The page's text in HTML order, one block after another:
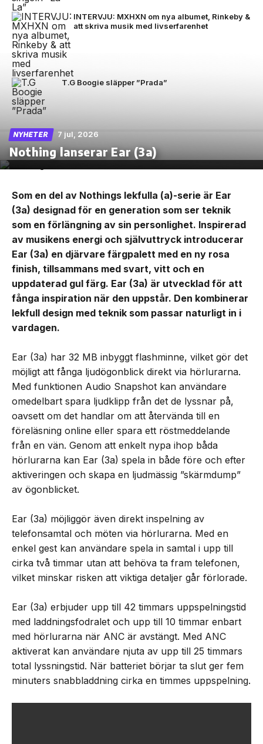
INTERVJU: MXHXN om nya albumet, Rinkeby &
att skriva musik med livserfarenhet
T.G Boogie släpper ”Prada”
NYHETER 7 jul, 2026
Nothing lanserar Ear (3a)
Som en del av Nothings lekfulla (a)-serie är Ear
(3a) designad för en generation som ser teknik
som en förlängning av sin personlighet. Inspirerad
av musikens energi och självuttryck introducerar
Ear (3a) en djärvare färgpalett med en ny rosa
finish, tillsammans med svart, vitt och en
uppdaterad gul färg. Ear (3a) är utvecklad för att
fånga inspiration när den uppstår. Den kombinerar
lekfull design med teknik som passar naturligt in i
vardagen.
Ear (3a) har 32 MB inbyggt flashminne, vilket gör det
möjligt att fånga ljudögonblick direkt via hörlurarna.
Med funktionen Audio Snapshot kan användare
omedelbart spara ljudklipp från det de lyssnar på,
oavsett om det handlar om att återvända till en
föreläsning online eller spara ett röstmeddelande
från en vän. Genom att enkelt nypa ihop båda
hörlurarna kan Ear (3a) spela in både före och efter
aktiveringen och skapa en ljudmässig ”skärmdump”
av ögonblicket.
Ear (3a) möjliggör även direkt inspelning av
telefonsamtal och möten via hörlurarna. Med en
enkel gest kan användare spela in samtal i upp till
cirka två timmar utan att behöva ta fram telefonen,
vilket minskar risken att viktiga detaljer går förlorade.
Ear (3a) erbjuder upp till 42 timmars uppspelningstid
med laddningsfodralet och upp till 10 timmar enbart
med hörlurarna när ANC är avstängt. Med ANC
aktiverat kan användare njuta av upp till 25 timmars
total lyssningstid. När batteriet börjar ta slut ger fem
minuters snabbladdning cirka en timmes uppspelning.